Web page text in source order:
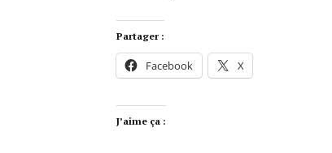
Partager :
Facebook X
J’aime ça :